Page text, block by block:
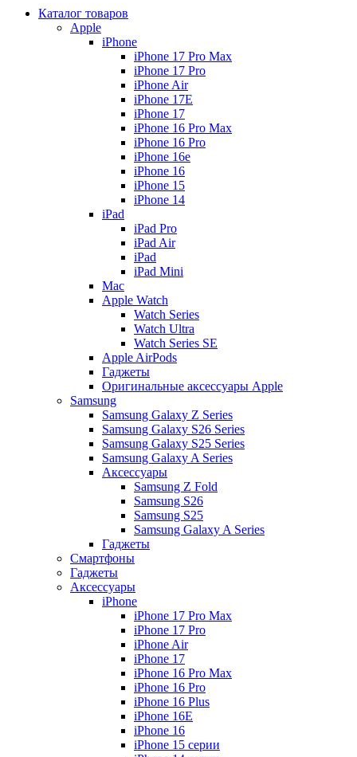
Каталог товаров
Apple
iPhone
iPhone 17 Pro Max
iPhone 17 Pro
iPhone Air
iPhone 17E
iPhone 17
iPhone 16 Pro Max
iPhone 16 Pro
iPhone 16e
iPhone 16
iPhone 15
iPhone 14
iPad
iPad Pro
iPad Air
iPad
iPad Mini
Mac
Apple Watch
Watch Series
Watch Ultra
Watch Series SE
Apple AirPods
Гаджеты
Оригинальные аксессуары Apple
Samsung
Samsung Galaxy Z Series
Samsung Galaxy S26 Series
Samsung Galaxy S25 Series
Samsung Galaxy A Series
Аксессуары
Samsung Z Fold
Samsung S26
Samsung S25
Samsung Galaxy A Series
Гаджеты
Смартфоны
Гаджеты
Аксессуары
iPhone
iPhone 17 Pro Max
iPhone 17 Pro
iPhone Air
iPhone 17
iPhone 16 Pro Max
iPhone 16 Pro
iPhone 16 Plus
iPhone 16E
iPhone 16
iPhone 15 серии